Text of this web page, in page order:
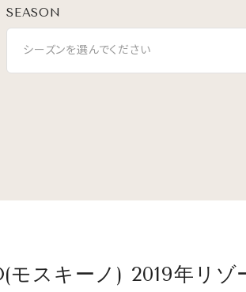
SEASON
シーズンを選んでください
スキーノ) 2019年リゾ